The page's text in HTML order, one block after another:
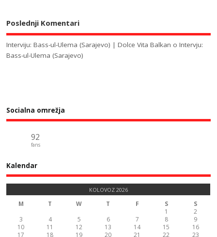
Poslednji Komentari
Interviju: Bass-ul-Ulema (Sarajevo) | Dolce Vita Balkan oIntervju:
Bass-ul-Ulema (Sarajevo)
Socialna omrežja
92
fans
Kalendar
KOLOVOZ 2026
M T W T F S
S
1
2
3
4 5 6 7 8
9
10
11 12 13 14 15
16
17
18 19 20 21 22 23